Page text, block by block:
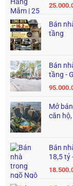
Bán
tầng
Bán
tầng -
Mở
căn
Bán
18,5 tỷ